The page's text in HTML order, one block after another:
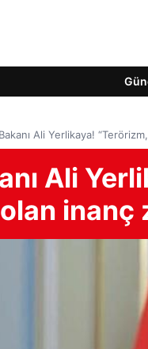
Ali Yerlikaya!
Ali
inanç